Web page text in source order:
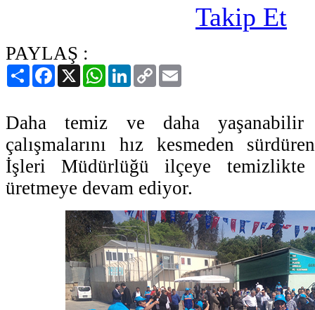
PAYLAŞ :
PaylaşFacebook
X WhatsAppLinkedIn
Copy
Link
Daha temiz ve daha
çalışmalarını hız kesmeden
İşleri Müdürlüğü ilçeye temizlikte
üretmeye devam ediyor.